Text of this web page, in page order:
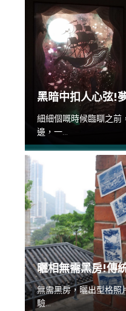
黑暗中扣人心弦!
細細個嘅時候臨瞓之前
邊，一...
曬相無需黑房!傳
無需黑房，曬出型格照
驗...